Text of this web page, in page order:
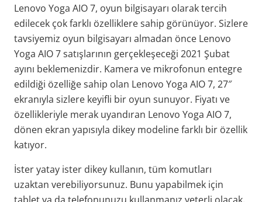
Lenovo Yoga AIO 7, oyun bilgisayarı olarak tercih
edilecek çok farklı özelliklere sahip görünüyor. Sizlere
tavsiyemiz oyun bilgisayarı almadan önce Lenovo
Yoga AIO 7 satışlarının gerçekleşeceği 2021 Şubat
ayını beklemenizdir. Kamera ve mikrofonun entegre
edildiği özelliğe sahip olan Lenovo Yoga AIO 7, 27″
ekranıyla sizlere keyifli bir oyun sunuyor. Fiyatı ve
özellikleriyle merak uyandıran Lenovo Yoga AIO 7,
dönen ekran yapısıyla dikey modeline farklı bir özellik
katıyor.
İster yatay ister dikey kullanın, tüm komutları
uzaktan verebiliyorsunuz. Bunu yapabilmek için